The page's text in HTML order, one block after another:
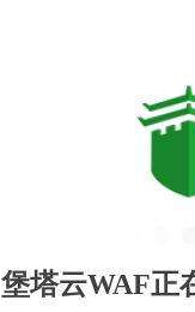
堡塔云WAF正